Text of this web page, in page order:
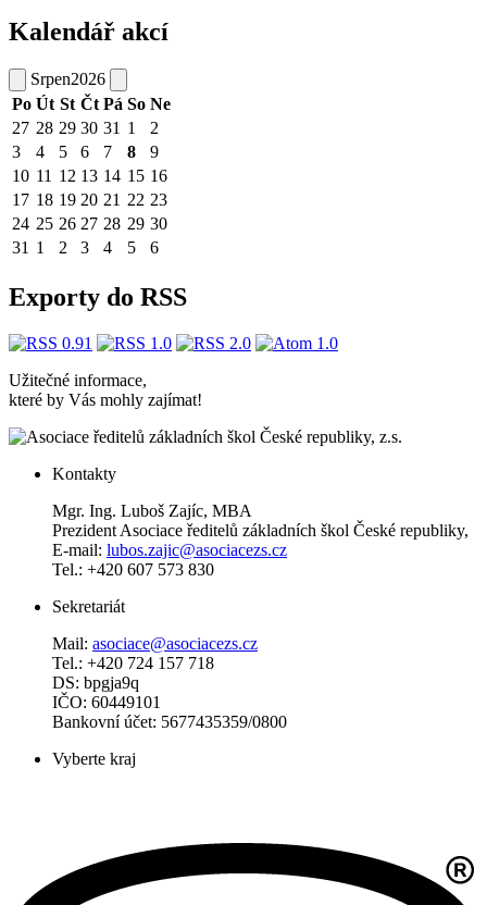
Kalendář akcí
Srpen2026
Po Út St Čt Pá So Ne
27 28 29 30 31 1
2
3
4 5 6 7 8
9
10 11 12 13 14 15 16
17 18 19 20 21 22 23
24 25 26 27 28 29 30
31 1 2 3 4 5 6
Exporty do RSS
Užitečné informace,
které by Vás mohly zajímat!
Kontakty
Mgr. Ing. Luboš Zajíc, MBA
Prezident Asociace ředitelů základních škol České republiky,
E-mail: lubos.zajic@asociacezs.cz
Tel.: +420 607 573 830
Sekretariát
Mail: asociace@asociacezs.cz
Tel.: +420 724 157 718
DS: bpgja9q
IČO: 60449101
Bankovní účet: 5677435359/0800
Vyberte kraj